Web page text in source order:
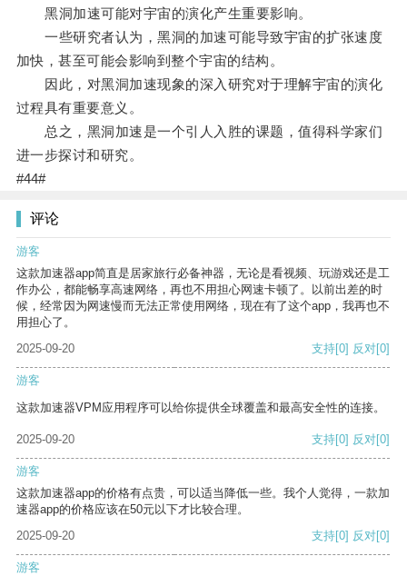
黑洞加速可能对宇宙的演化产生重要影响。
一些研究者认为，黑洞的加速可能导致宇宙的扩张速度
加快，甚至可能会影响到整个宇宙的结构。
因此，对黑洞加速现象的深入研究对于理解宇宙的演化
过程具有重要意义。
总之，黑洞加速是一个引人入胜的课题，值得科学家们
进一步探讨和研究。
#44#
评论
游客
这款加速器app简直是居家旅行必备神器，无论是看视频、玩游戏还是工
作办公，都能畅享高速网络，再也不用担心网速卡顿了。以前出差的时
候，经常因为网速慢而无法正常使用网络，现在有了这个app，我再也不
用担心了。
2025-09-20
支持[0] 反对[0]
游客
这款加速器VPM应用程序可以给你提供全球覆盖和最高安全性的连接。
2025-09-20 支持[0] 反对[0]
游客
这款加速器app的价格有点贵，可以适当降低一些。我个人觉得，一款加
速器app的价格应该在50元以下才比较合理。
2025-09-20
支持[0] 反对[0]
游客